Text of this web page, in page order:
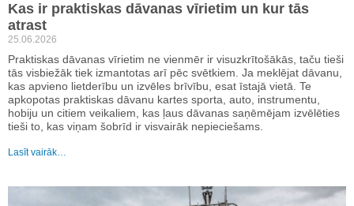
Kas ir praktiskas dāvanas vīrietim un kur tās
atrast
25.06.2026
Praktiskas dāvanas vīrietim ne vienmēr ir visuzkrītošākās, taču tieši
tās visbiežāk tiek izmantotas arī pēc svētkiem. Ja meklējat dāvanu,
kas apvieno lietderību un izvēles brīvību, esat īstajā vietā. Te
apkopotas praktiskas dāvanu kartes sporta, auto, instrumentu,
hobiju un citiem veikaliem, kas ļaus dāvanas saņēmējam izvēlēties
tieši to, kas viņam šobrīd ir visvairāk nepieciešams.
Lasīt vairāk…